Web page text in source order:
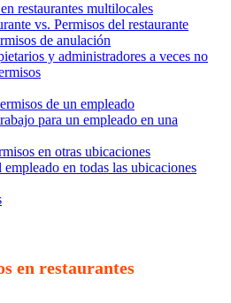
restaurantes multilocales
vs. Permisos del restaurante
de anulación
y administradores a veces no
de un empleado
para un empleado en una
en otras ubicaciones
en todas las ubicaciones
en restaurantes